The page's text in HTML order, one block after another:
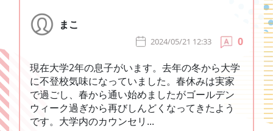
まこ
2024/05/21 12:33
0
現在大学2年の息子がいます。去年の冬から大学
に不登校気味になっていました。春休みは実家
で過ごし、春から通い始めましたがゴールデン
ウィーク過ぎから再びしんどくなってきたよう
です。大学内のカウンセリ...